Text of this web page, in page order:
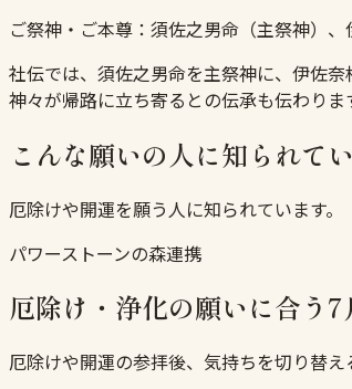
ご祭神・ご本尊： 須佐之男命（主祭神）、
社伝では、須佐之男命を主祭神に、伊佐
神々が帰路に立ち寄るとの伝承も伝わりま
こんな願いの人に知られて
厄除けや開運を願う人に知られています。
パワーストーンの森連携
厄除け・浄化の願いに合う7
厄除けや開運の参拝後、気持ちを切り替